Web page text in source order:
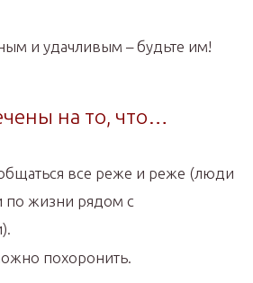
и удачливым – будьте им!
на то, что…
все реже и реже (люди
по жизни рядом с
похоронить.